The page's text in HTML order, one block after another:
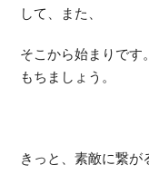
して、また、
そこから始まりです
もちましょう。
きっと、素敵に繋